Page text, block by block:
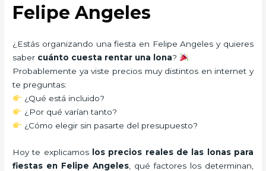
Felipe Angeles
¿Estás organizando una fiesta en Felipe Angeles y quieres
saber cuánto cuesta rentar una lona?
Probablemente ya viste precios muy distintos en internet y
te preguntas:
¿Qué está incluido?
¿Por qué varían tanto?
¿Cómo elegir sin pasarte del presupuesto?
Hoy te explicamos
los precios reales de las lonas para
fiestas en Felipe Angeles , qué factores los determinan,